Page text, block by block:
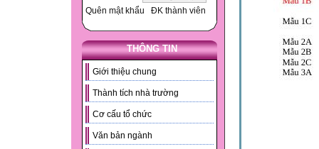
Quên mật khẩu ĐK thành viên
THÔNG TIN
Giới thiệu chung
Thành tích nhà trường
Cơ cấu tổ chức
Văn bản ngành